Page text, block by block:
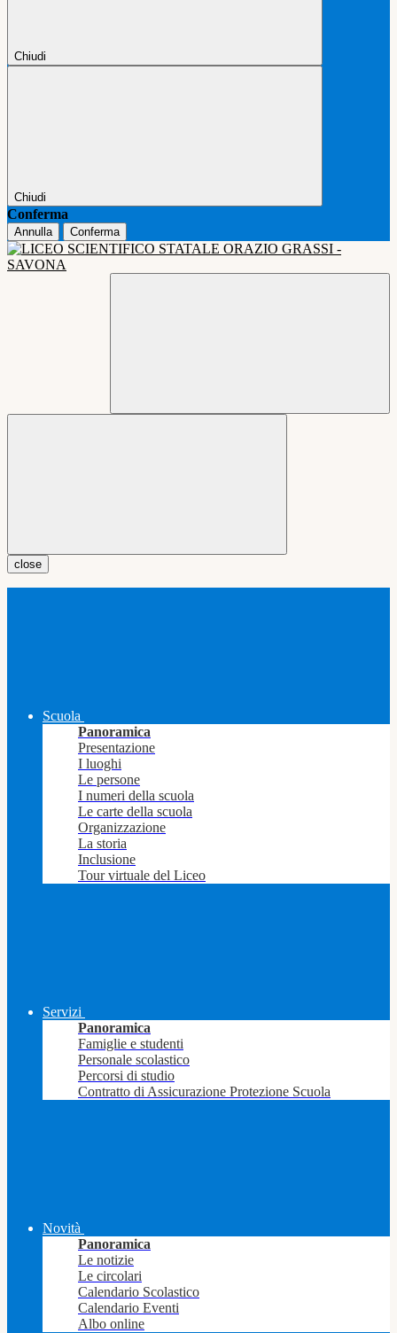
Chiudi
Chiudi
Conferma
Annulla Conferma
close
Scuola
Panoramica
Presentazione
I luoghi
Le persone
I numeri della scuola
Le carte della scuola
Organizzazione
La storia
Inclusione
Tour virtuale del Liceo
Servizi
Panoramica
Famiglie e studenti
Personale scolastico
Percorsi di studio
Contratto di Assicurazione Protezione Scuola
Novità
Panoramica
Le notizie
Le circolari
Calendario Scolastico
Calendario Eventi
Albo online